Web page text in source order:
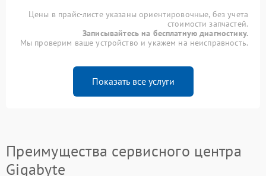
Цены в прайс-листе указаны ориентировочные, без учета
стоимости запчастей.
Записывайтесь на бесплатную диагностику.
Мы проверим ваше устройство и укажем на неисправность.
Показать все услуги
Преимущества сервисного центра
Gigabyte